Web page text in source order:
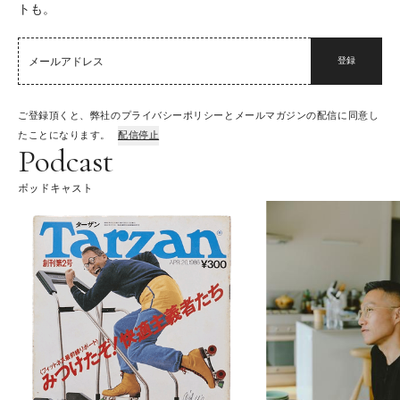
トも。
登録
ご登録頂くと、弊社のプライバシーポリシーとメールマガジンの配信に同意し
たことになります。
配信停止
Podcast
ポッドキャスト